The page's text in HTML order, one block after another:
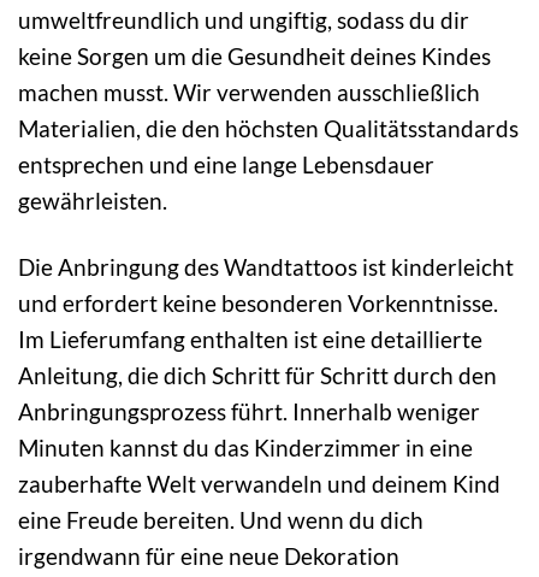
umweltfreundlich und ungiftig, sodass du dir
keine Sorgen um die Gesundheit deines Kindes
machen musst. Wir verwenden ausschließlich
Materialien, die den höchsten Qualitätsstandards
entsprechen und eine lange Lebensdauer
gewährleisten.
Die Anbringung des Wandtattoos ist kinderleicht
und erfordert keine besonderen Vorkenntnisse.
Im Lieferumfang enthalten ist eine detaillierte
Anleitung, die dich Schritt für Schritt durch den
Anbringungsprozess führt. Innerhalb weniger
Minuten kannst du das Kinderzimmer in eine
zauberhafte Welt verwandeln und deinem Kind
eine Freude bereiten. Und wenn du dich
irgendwann für eine neue Dekoration